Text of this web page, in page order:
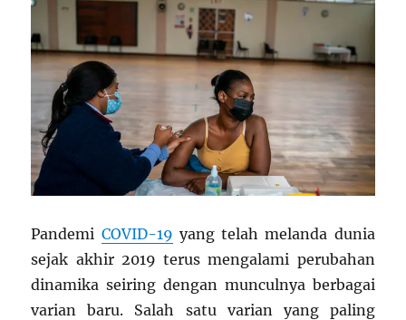
Pandemi COVID-19 yang telah melanda dunia
sejak akhir 2019 terus mengalami perubahan
dinamika seiring dengan munculnya berbagai
varian baru. Salah satu varian yang paling